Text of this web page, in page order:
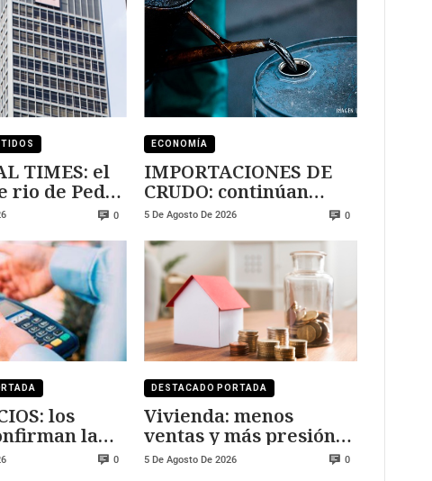
TIMES: el
rio de Pedro
0
ECONOMÍA
IMPORTACIONES DE
CRUDO: continúan
creciendo
5 De Agosto De 2026 0
los
la
0
DESTACADO PORTADA
Vivienda: menos
ventas y más presión
sobre los precios
5 De Agosto De 2026 0